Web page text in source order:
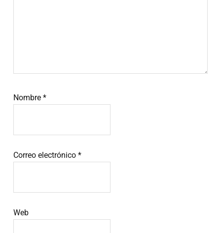
Nombre*
Correo electrónico*
Web